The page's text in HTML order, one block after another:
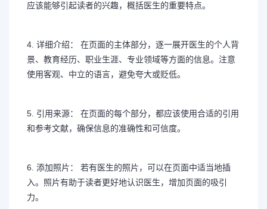
应该能够引起读者的兴趣，概括医生的重要特点。
4. 详细介绍： 在页面的主体部分，逐一展开医生的个人背
景、教育经历、职业生涯、专业领域等方面的信息。注意
使用客观、中立的语言，避免夸大或贬低。
5. 引用来源： 在页面的每个部分，都应该使用合适的引用
和参考文献，确保信息的准确性和可信度。
6. 添加照片： 若有医生的照片，可以在页面中适当地插
入。照片有助于读者更好地认识医生，增加页面的吸引
力。